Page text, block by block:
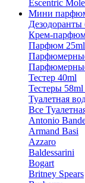
Escentric
Мини
Дезодоранты
Крем-
Парфюм 25ml
Тестер 40ml
Тестеры
Туалетная
Все
Antonio
Armand Basi
Azzaro
Baldessarini
Bogart
Britney Spears